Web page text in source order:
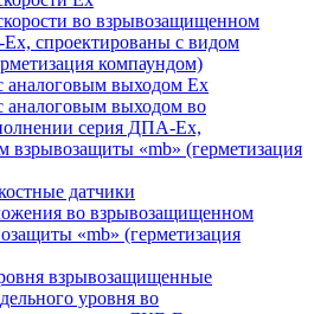
во взрывозащищенном
спроектированы с видом
компаундом)
аналоговым выходом Ех
аналоговым выходом во
серия ДПА-Ех,
взрывозащиты «mb» (герметизация
датчики
во взрывозащищенном
«mb» (герметизация
взрывозащищенные
уровня во